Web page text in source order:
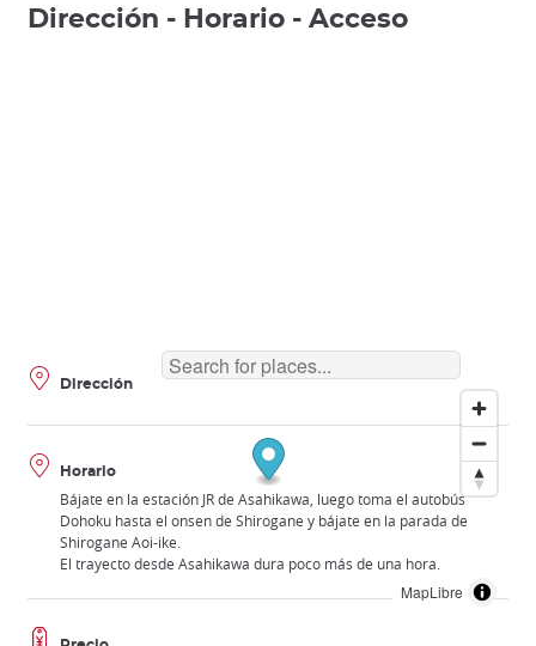
Dirección - Horario - Acceso
MapLibre
Dirección
Horario
Bájate en la estación JR de Asahikawa, luego toma el autobús
Dohoku hasta el onsen de Shirogane y bájate en la parada de
Shirogane Aoi-ike.
El trayecto desde Asahikawa dura poco más de una hora.